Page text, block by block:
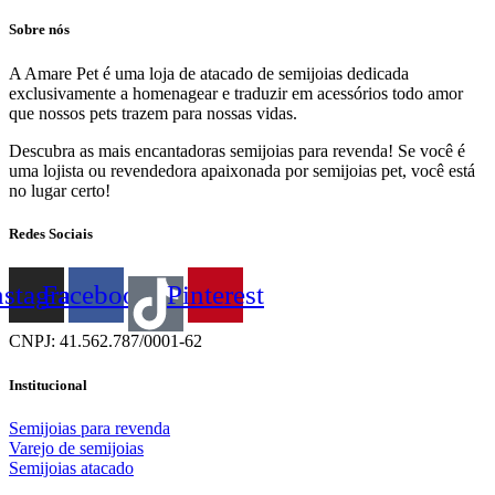
Sobre nós
A Amare Pet é uma loja de atacado de semijoias dedicada
exclusivamente a homenagear e traduzir em acessórios todo amor
que nossos pets trazem para nossas vidas.
Descubra as mais encantadoras semijoias para revenda! Se você é
uma lojista ou revendedora apaixonada por semijoias pet, você está
no lugar certo!
Redes Sociais
Facebook Pinterest
CNPJ: 41.562.787/0001-62
Institucional
Semijoias para revenda
Varejo de semijoias
Semijoias atacado